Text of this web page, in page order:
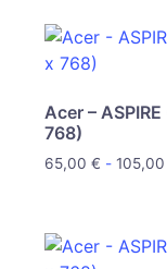
Acer –
768)
65,00€ -